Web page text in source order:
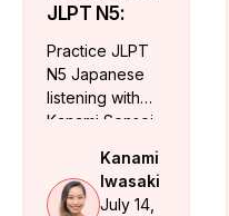
JLPT N5:
Riding the
Train in
Japan
Practice JLPT
N5 Japanese
listening with
Kanami Sensei.
vocabulary,
rush hour, IC
Kanami
Iwasaki
July 14,